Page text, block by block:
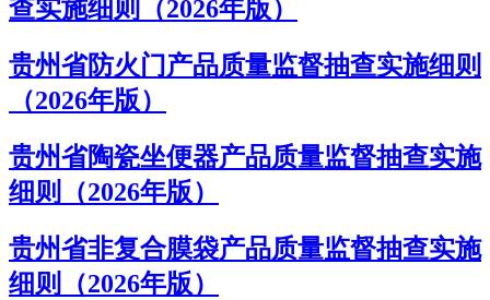
查实施细则（2026年版）
贵州省防火门产品质量监督抽查实施细则
（2026年版）
贵州省陶瓷坐便器产品质量监督抽查实施
细则（2026年版）
贵州省非复合膜袋产品质量监督抽查实施
细则（2026年版）